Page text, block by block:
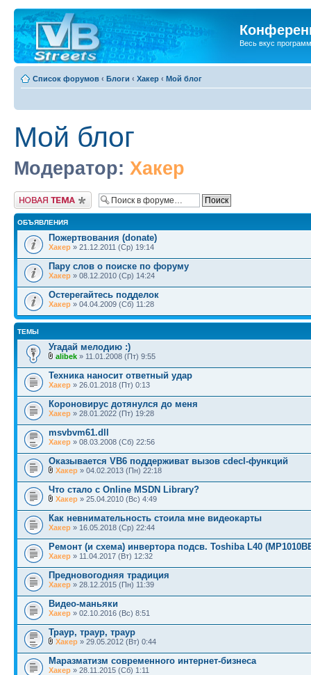
Весь вкус
Список форумов ‹ Блоги ‹ Хакер ‹ Мой блог
Мой блог
Модератор: Хакер
Новая тема
ОБЪЯВЛЕНИЯ
Пожертвования (donate)
Хакер » 21.12.2011 (Ср) 19:14
Пару слов о поиске по форуму
Хакер » 08.12.2010 (Ср) 14:24
Остерегайтесь подделок
Хакер » 04.04.2009 (Сб) 11:28
ТЕМЫ
Угадай мелодию :)
alibek » 11.01.2008 (Пт) 9:55
Техника наносит ответный удар
Хакер » 26.01.2018 (Пт) 0:13
Короновирус дотянулся до меня
Хакер » 28.01.2022 (Пт) 19:28
msvbvm61.dll
Хакер » 08.03.2008 (Сб) 22:56
Оказывается VB6 поддерживат вызов cdecl-функций
Хакер » 04.02.2013 (Пн) 22:18
Что стало с Online MSDN Library?
Хакер » 25.04.2010 (Вс) 4:49
Как невнимательность стоила мне видеокарты
Хакер » 16.05.2018 (Ср) 22:44
Ремонт (и схема) инвертора подсв. Toshiba L40
Хакер » 11.04.2017 (Вт) 12:32
Предновогодняя традиция
Хакер » 28.12.2015 (Пн) 11:39
Видео-маньяки
Хакер » 02.10.2016 (Вс) 8:51
Траур, траур, траур
Хакер » 29.05.2012 (Вт) 0:44
Маразматизм современного интернет-бизнеса
Хакер » 28.11.2015 (Сб) 1:11